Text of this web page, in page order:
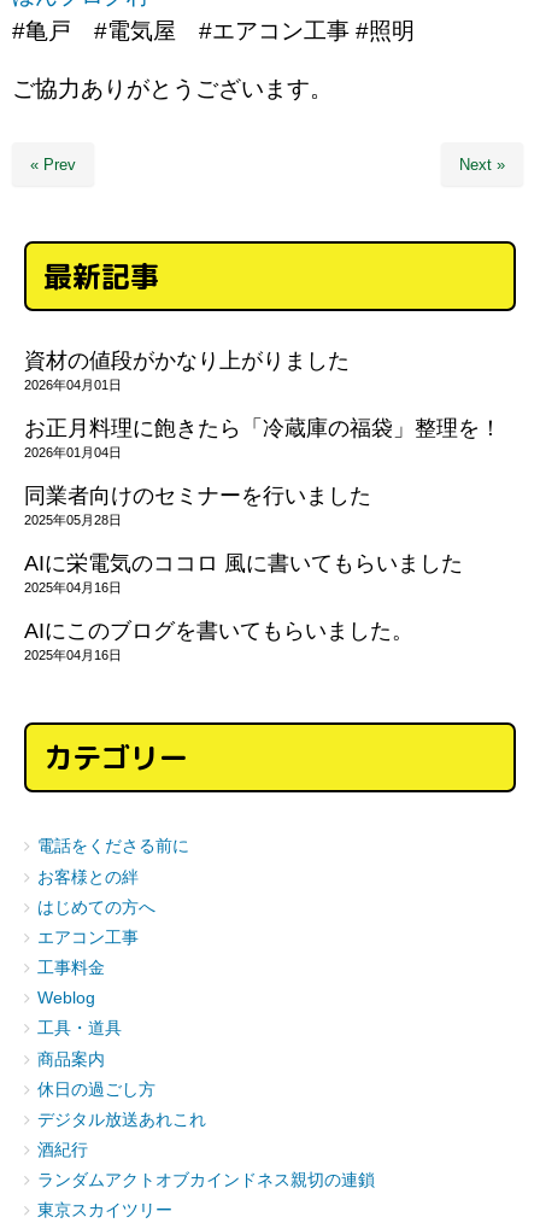
#亀戸 #電気屋 #エアコン工事 #照明
ご協力ありがとうございます。
« Prev Next »
最新記事
資材の値段がかなり上がりました
2026年04月01日
お正月料理に飽きたら「冷蔵庫の福袋」整理を！
2026年01月04日
同業者向けのセミナーを行いました
2025年05月28日
AIに栄電気のココロ 風に書いてもらいました
2025年04月16日
AIにこのブログを書いてもらいました。
2025年04月16日
カテゴリー
電話をくださる前に
お客様との絆
はじめての方へ
エアコン工事
工事料金
Weblog
工具・道具
商品案内
休日の過ごし方
デジタル放送あれこれ
酒紀行
ランダムアクトオブカインドネス親切の連鎖
東京スカイツリー